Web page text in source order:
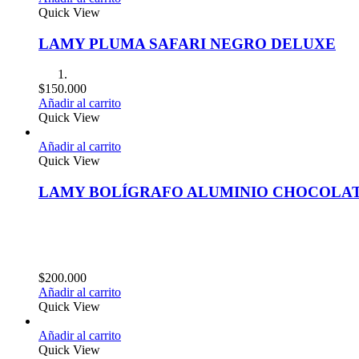
Quick View
LAMY PLUMA SAFARI NEGRO DELUXE
$150.000
Añadir al carrito
Quick View
Añadir al carrito
Quick View
LAMY BOLÍGRAFO ALUMINIO
$200.000
Añadir al carrito
Quick View
Añadir al carrito
Quick View